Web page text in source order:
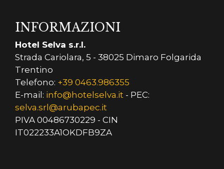
INFORMAZIONI
Hotel Selva s.r.l.
Strada Cariolara, 5 - 38025 Dimaro Folgarida
Trentino
Telefono: +39 0463.986355
E-mail: info@hotelselva.it - PEC:
selva.srl@arubapec.it
PIVA 00486730229 - CIN
IT022233A1OKDFB9ZA